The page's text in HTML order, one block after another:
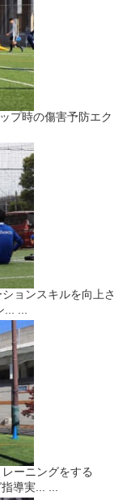
プ時の傷害予防エク
ョンスキルを向上さ
... ...
ーニングをする
導実... ...